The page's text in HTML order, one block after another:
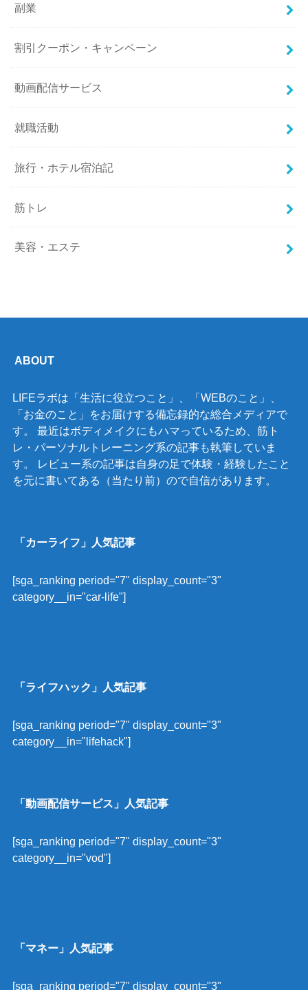
副業
割引クーポン・キャンペーン
動画配信サービス
就職活動
旅行・ホテル宿泊記
筋トレ
美容・エステ
ABOUT
LIFEラボは「生活に役立つこと」、「WEBのこと」、
「お金のこと」をお届けする備忘録的な総合メディアで
す。 最近はボディメイクにもハマっているため、筋ト
レ・パーソナルトレーニング系の記事も執筆していま
す。 レビュー系の記事は自身の足で体験・経験したこと
を元に書いてある（当たり前）ので自信があります。
「カーライフ」人気記事
[sga_ranking period="7" display_count="3"
category__in="car-life"]
「ライフハック」人気記事
[sga_ranking period="7" display_count="3"
category__in="lifehack"]
「動画配信サービス」人気記事
[sga_ranking period="7" display_count="3"
category__in="vod"]
「マネー」人気記事
[sga_ranking period="7" display_count="3"